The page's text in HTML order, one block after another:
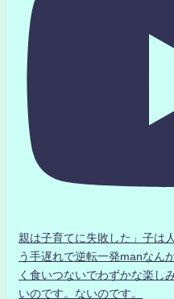
親は子育てに失敗した」子は
う手遅れで逆転一発manなん
く食いつないでわずかな楽し
いのです。ないのです。